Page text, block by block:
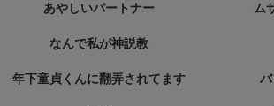
あやしいパートナー ム
なんで私が神説教
年下童貞くんに翻弄されてます バ